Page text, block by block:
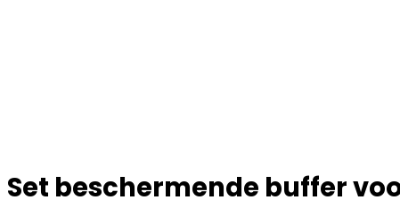
Set beschermende buffer